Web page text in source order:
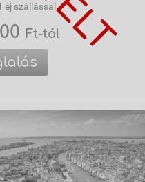
éj szállással
Ft-tól